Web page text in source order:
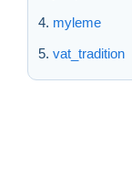
myleme
vat_tradition